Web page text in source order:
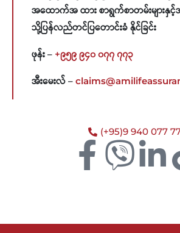
အထောက်အ ထား စာရွက်စာတမ်းများနှ
သို့ပြန်လည်တင်ပြတောင်းခံ နိုင်ခြင်း
ဖုန်း – +၉၅၉ ၉၄၀ ၀၇၇ ၇၇၃
အီးမေးလ် –
(+95)9 940 077